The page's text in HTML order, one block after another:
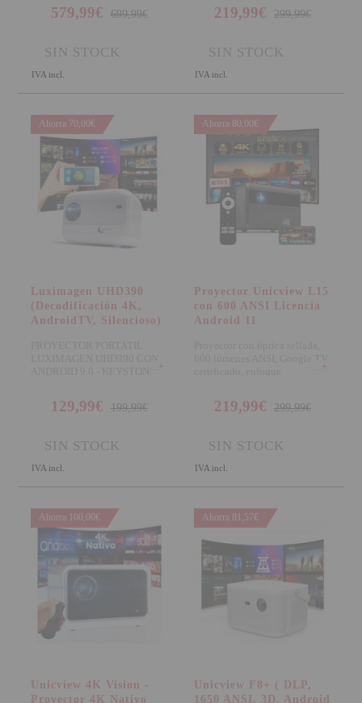
579,99€ 699,99€
SIN STOCK
IVA incl.
219,99€ 299,99€
SIN STOCK
IVA incl.
Ahorra 70,00€
Luximagen UHD390
(Decodificación 4K,
AndroidTV, Silencioso)
+
129,99€ 199,99€
SIN STOCK
IVA incl.
Ahorra 80,00€
Proyector Unicview L15
con 600 ANSI Licencia
Android 11
+
219,99€ 299,99€
SIN STOCK
IVA incl.
Ahorra 100,00€
Unicview 4K Vision -
Proyector 4K Nativo
Ahorra 81,57€
Unicview F8+ ( DLP,
1650 ANSI, 3D, Android